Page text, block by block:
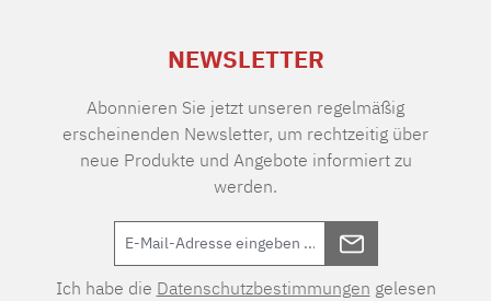
NEWSLETTER
Abonnieren Sie jetzt unseren regelmäßig
erscheinenden Newsletter, um rechtzeitig über
neue Produkte und Angebote informiert zu
werden.
Ich habe die Datenschutzbestimmungen gelesen